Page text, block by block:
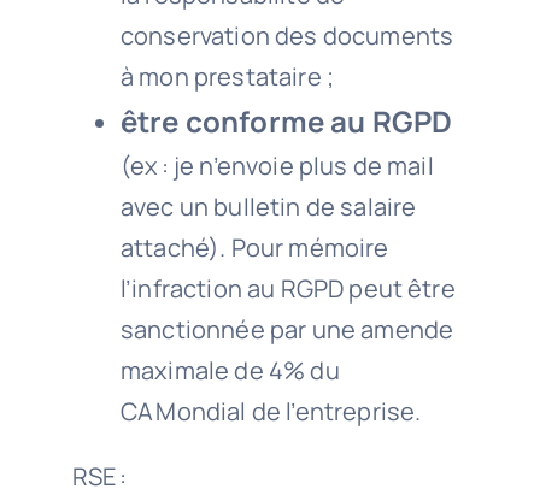
conservation des documents
à mon prestataire ;
être conforme au RGPD
(ex : je n’envoie plus de mail
avec un bulletin de salaire
attaché). Pour mémoire
l’infraction au RGPD peut être
sanctionnée par une amende
maximale de 4% du
CA Mondial de l’entreprise.
RSE :